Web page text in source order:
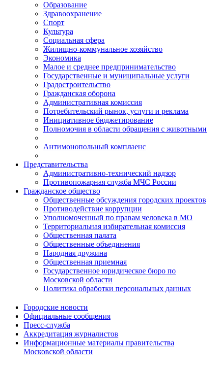
Образование
Здравоохранение
Спорт
Культура
Социальная сфера
Жилищно-коммунальное хозяйство
Экономика
Малое и среднее предпринимательство
Государственные и муниципальные услуги
Градостроительство
Гражданская оборона
Административная комиссия
Потребительский рынок, услуги и реклама
Инициативное бюджетирование
Полномочия в области обращения с животными
Антимонопольный комплаенс
Представительства
Административно-технический надзор
Противопожарная служба МЧС России
Гражданское общество
Общественные обсуждения городских проектов
Противодействие коррупции
Уполномоченный по правам человека в МО
Территориальная избирательная комиссия
Общественная палата
Общественные объединения
Народная дружина
Общественная приемная
Государственное юридическое бюро по
Московской области
Политика обработки персональных данных
Городские новости
Официальные сообщения
Пресс-служба
Аккредитация журналистов
Информационные материалы правительства
Московской области